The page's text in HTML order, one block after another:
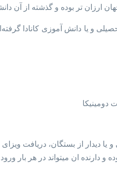
ارزان تر بوده و گذشته از آن
و یا دانش آموزی کانادا
بار ورود به کانادا تا حداکثر ۶ ماه در این